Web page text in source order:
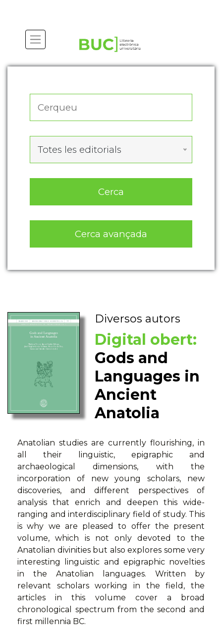
Totes les editorials
Cerca
Cerca avançada
Diversos autors
Digital obert:
Gods and
Languages in
Ancient
Anatolia
Anatolian studies are currently flourishing, in
all their linguistic, epigraphic and
archaeological dimensions, with the
incorporation of new young scholars, new
discoveries, and different perspectives of
analysis that enrich and deepen this wide-
ranging and interdisciplinary field of study. This
is why we are pleased to offer the present
volume, which is not only devoted to the
Anatolian divinities but also explores some very
interesting linguistic and epigraphic novelties
in the Anatolian languages. Written by
relevant scholars working in the field, the
articles in this volume cover a broad
chronological spectrum from the second and
first millennia BC.